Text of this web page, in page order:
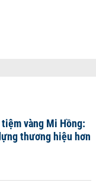
vàng Mi Hồng:
thương hiệu hơn